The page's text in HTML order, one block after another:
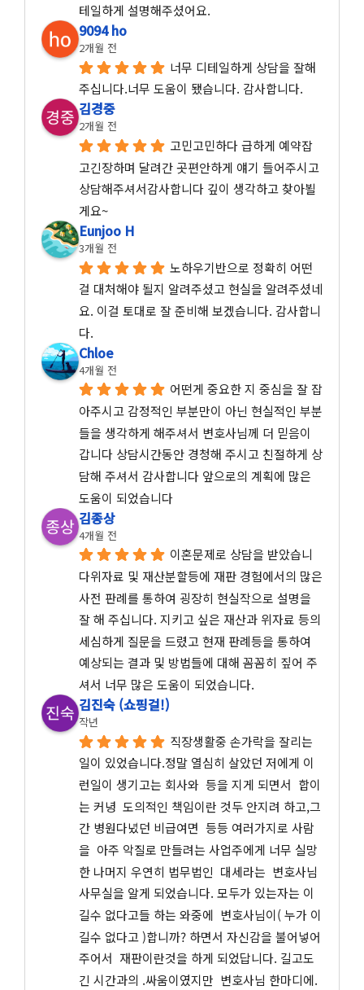
테일하게 설명해주셨어요.
9094 ho
2개월 전
너무 디테일하게 상담을 잘해
주십니다.너무 도움이 됐습니다. 감사합니다.
김경중
2개월 전
고민고민하다 급하게 예약잡
고긴장하며 달려간 곳편안하게 얘기 들어주시고
상담해주셔서감사합니다 깊이 생각하고 찾아뵐
게요~
Eunjoo H
3개월 전
노하우기반으로 정확히 어떤
걸 대처해야 될지 알려주셨고 현실을 알려주셨네
요. 이걸 토대로 잘 준비해 보겠습니다. 감사합니
다.
Chloe
4개월 전
어떤게 중요한 지 중심을 잘 잡
아주시고 감정적인 부분만이 아닌 현실적인 부분
들을 생각하게 해주셔서 변호사님께 더 믿음이
갑니다 상담시간동안 경청해 주시고 친절하게 상
담해 주셔서 감사합니다 앞으로의 계획에 많은
도움이 되었습니다
김종상
4개월 전
이혼문제로 상담을 받았습니
다위자료 및 재산분할등에 재판 경험에서의 많은
사전 판례를 통하여 굉장히 현실작으로 설명을
잘 해 주십니다. 지키고 싶은 재산과 위자료 등의
세심하게 질문을 드렸고 현재 판례등을 통하여
예상되는 결과 및 방법들에 대해 꼼꼼히 짚어 주
셔서 너무 많은 도움이 되었습니다.
김진숙 (쇼핑걸!)
작년
직장생활중 손가락을 잘리는
일이 있었습니다.정말 열심히 살았던 저에게 이
런일이 생기고는 회사와  등을 지게 되면서  합이
는 커녕  도의적인 책임이란 것두 안지려 하고,그
간 병원다녔던 비급여면  등등 여러가지로 사람
을  아주 악질로 만들려는 사업주에게 너무 실망
한 나머지 우연히 법무법인  대세라는  변호사님
사무실을 알게 되었습니다. 모두가 있는자는 이
길수 없다고들 하는 와중에  변호사님이( 누가 이
길수 없다고 )합니까? 하면서 자신감을 불어넣어
주어서  재판이란것을 하게 되었답니다. 길고도
긴 시간과의 .싸움이였지만  변호사님 한마디에.